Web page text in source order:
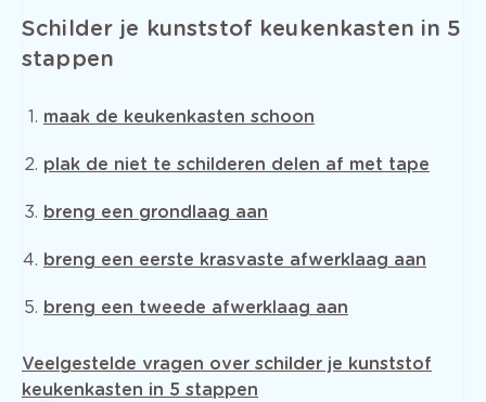
Schilder je kunststof keukenkasten in 5
stappen
maak de keukenkasten schoon
plak de niet te schilderen delen af met tape
breng een grondlaag aan
breng een eerste krasvaste afwerklaag aan
breng een tweede afwerklaag aan
Veelgestelde vragen over schilder je kunststof
keukenkasten in 5 stappen